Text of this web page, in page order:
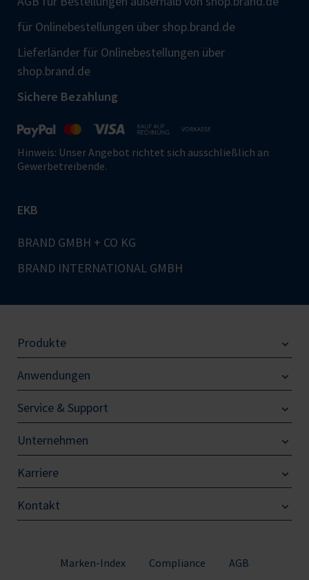
für Onlinebestellungen über shop.brand.de
Lieferländer für Onlinebestellungen über
shop.brand.de
Sichere Bezahlung
Hinweis: Unser Angebot richtet sich ausschließlich an
Gewerbetreibende.
EKB
BRAND GMBH + CO KG
BRAND INTERNATIONAL GMBH
Produkte
Anwendungen
Service & Support
Unternehmen
Karriere
Kontakt
Marken-Index Compliance AGB